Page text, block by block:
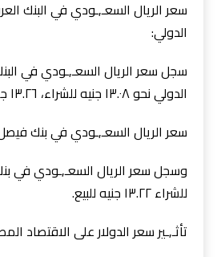
سعر الريال السعـ,ـودي في البنك
الدولي:
سجل سعر الريال السعـ,ـودي في
الدولي نحو ١٣.٠٨ جنيه للشراء، ١٣.٢٦ جنيه للبيع.
سعر الريال السعـ,ـودي في بنك
للشراء ١٣.٢٢ جنيه للبيع.
تأثـ,ـير سعر الدولار على الاقتصاد